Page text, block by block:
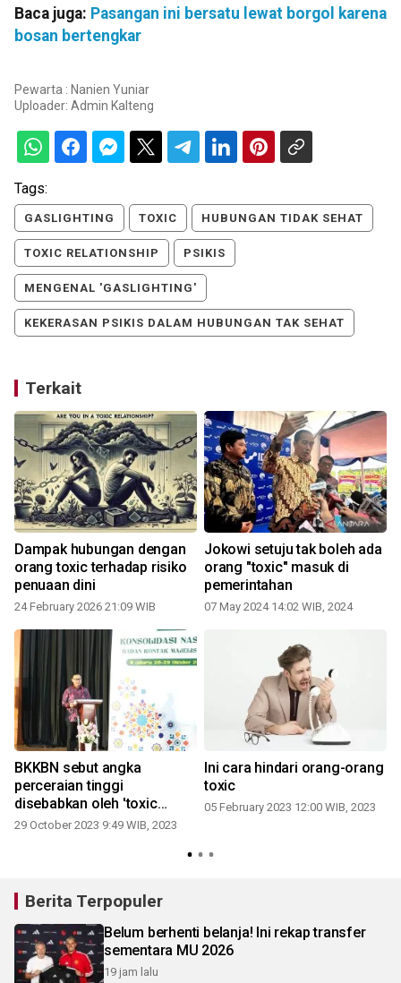
Baca juga: Pasangan ini bersatu lewat borgol karena
bosan bertengkar
Pewarta : Nanien Yuniar
Uploader: Admin Kalteng
Tags:
GASLIGHTING TOXIC HUBUNGAN TIDAK SEHAT
TOXIC RELATIONSHIP PSIKIS
MENGENAL 'GASLIGHTING'
KEKERASAN PSIKIS DALAM HUBUNGAN TAK SEHAT
Terkait
Dampak hubungan dengan
orang toxic terhadap risiko
penuaan dini
24 February 2026 21:09 WIB
Jokowi setuju tak boleh ada
orang "toxic" masuk di
pemerintahan
07 May 2024 14:02 WIB, 2024
BKKBN sebut angka
perceraian tinggi
disebabkan oleh 'toxic
people'
29 October 2023 9:49 WIB, 2023
Ini cara hindari orang-orang
toxic
05 February 2023 12:00 WIB, 2023
Berita Terpopuler
Belum berhenti belanja! Ini rekap transfer
sementara MU 2026
19 jam lalu